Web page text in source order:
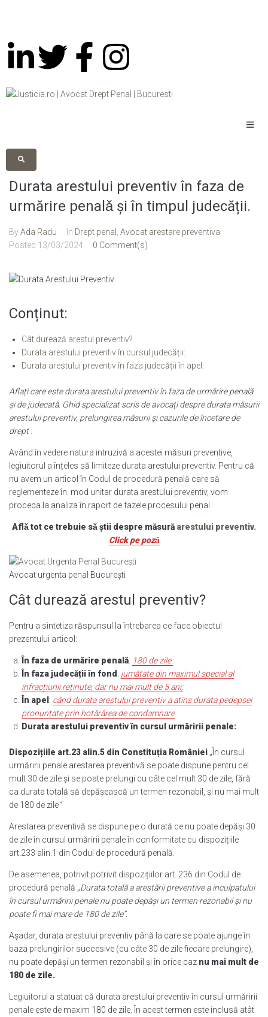
Durata arestului preventiv în faza de
urmărire penalǎ și în timpul judecății.
ByAda Radu In Drept penal
Avocat arestare preventiva
Posted 13/03/2024 0 Comment(s)
Conținut:
Cât durează arestul preventiv?
Durata arestului preventiv în cursul judecății:
Durata arestului preventiv în faza judecății în apel:
Aflați care este durata arestului preventiv în faza de urmărire penală
și de judecată. Ghid specializat scris de avocați despre durata măsurii
arestului preventiv, prelungirea măsurii și cazurile de încetare de
drept
Având în vedere natura intruzivă a acestei măsuri preventive,
legiuitorul a înțeles să limiteze durata arestului preventiv. Pentru că
nu avem un articol în Codul de procedură penală care să
reglementeze în mod unitar durata arestului preventiv, vom
proceda la analiza în raport de fazele procesului penal.
Aflǎ tot ce trebuie sǎ știi despre măsură arestului preventiv.
Click pe pozǎ
Avocat urgenta penal București
Cât durează arestul preventiv?
Pentru a sintetiza răspunsul la întrebarea ce face obiectul
prezentului articol:
În faza de urmărire penală: 180 de zile.
În faza judecății în fond : jumătate din maximul special al
infracțiunii reținute, dar nu mai mult de 5 ani;
În apel : când durata arestului preventiv a atins durata pedepsei
pronunțate prin hotărârea de condamnare
Durata arestului preventiv în cursul urmăririi penale:
Dispozițiile art.23 alin.5 din Constituția României „În cursul
urmăririi penale arestarea preventivă se poate dispune pentru cel
mult 30 de zile şi se poate prelungi cu câte cel mult 30 de zile, fără
ca durata totală să depăşească un termen rezonabil, şi nu mai mult
de 180 de zile”
Arestarea preventivă se dispune pe o durată ce nu poate depăși 30
de zile în cursul urmăririi penale în conformitate cu dispozițiile
art.233 alin.1 din Codul de procedură penală.
De asemenea, potrivit potrivit dispozițiilor art. 236 din Codul de
procedură penală „Durata totală a arestării preventive a inculpatului
în cursul urmăririi penale nu poate depăși un termen rezonabil și nu
poate fi mai mare de 180 de zile”.
Așadar, durata arestului preventiv până la care se poate ajunge în
baza prelungirilor succesive (cu câte 30 de zile fiecare prelungire),
nu poate depăși un termen rezonabil și în orice caz nu mai mult de
180 de zile.
Legiuitorul a statuat că durata arestului preventiv în cursul urmăririi
penale este de maxim 180 de zile. În acest termen este inclusă atât